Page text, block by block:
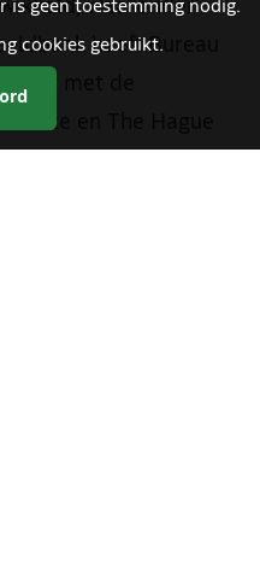
waaronder
heeft Bureau
met de
en The Hague
is geen toestemming nodig.
cookies gebruikt.